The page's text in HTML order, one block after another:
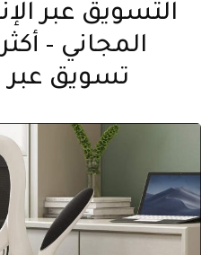
التسويق عبر
تسويق عبر